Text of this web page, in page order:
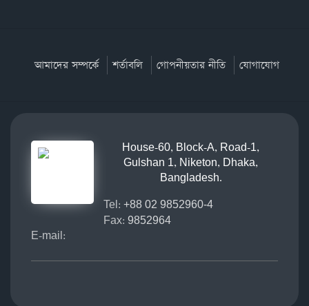
আমাদের সম্পর্কে শর্তাবলি গোপনীয়তার নীতি যোগাযোগ
House-60, Block-A, Road-1,
Gulshan 1, Niketon, Dhaka,
Bangladesh.
Tel: +88 02 9852960-4
Fax: 9852964
E-mail: